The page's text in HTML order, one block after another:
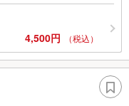
4,500円 （税込）